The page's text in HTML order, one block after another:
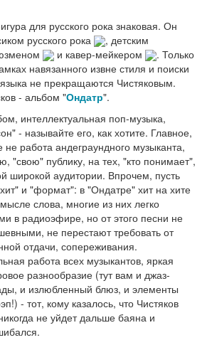
для русского рока знаковая. Он
русского рока
, детским
и кавер-мейкером
. Только
навязанного извне стиля и поиски
не прекращаются Чистяковым.
- альбом "Ондатр".
интеллектуальная поп-музыка,
- называйте его, как хотите. Главное,
работа андеграундного музыканта,
"свою" публику, на тех, "кто понимает",
широкой аудитории. Впрочем, пусть
и "формат": в "Ондатре" хит на хите
слова, многие из них легко
в радиоэфире, но от этого песни не
не перестают требовать от
отдачи, сопереживания.
работа всех музыкантов, яркая
разнообразие (тут вам и джаз-
и излюбленный блюз, и элементы
- тот, кому казалось, что Чистяков
не уйдет дальше баяна и